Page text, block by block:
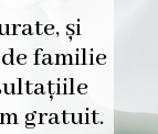
și
familie
gratuit.